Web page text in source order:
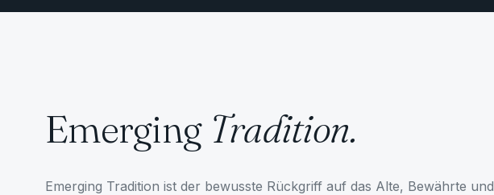
Emerging Tradition.
Emerging Tradition ist der bewusste Rückgriff auf das Alte, Bewährte und